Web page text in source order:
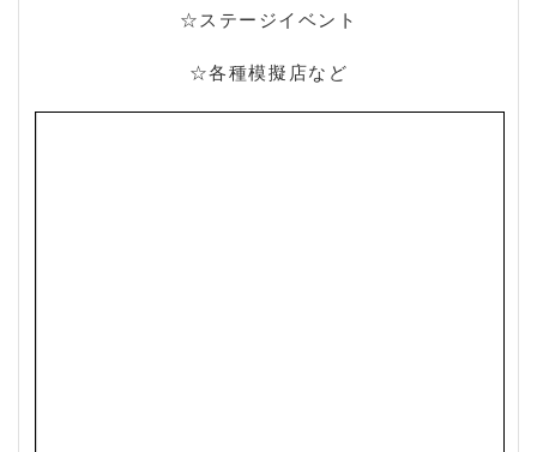
☆ステージイベント
☆各種模擬店など